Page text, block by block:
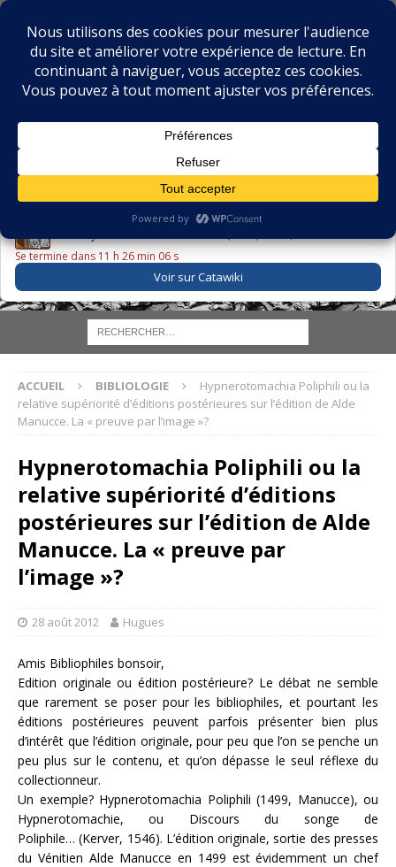
BIBLIOPHILIE.COM
LE BLOG DU BIBLIOPHILE, DES BIBLIOPHILES, DE LA
LE LIVRE DU JOUR
Se termine dans 11 h 26 min 05 s
Voir sur Catawiki
ACCUEIL BIBLIOLOGIE
Hypnerotomachia Poliphili ou la
relative supériorité d’éditions postérieures sur l’édition de Alde
Manucce. La « preuve par l’image »?
Hypnerotomachia Poliphili ou la
relative supériorité d’éditions
postérieures sur l’édition de Alde
Manucce. La « preuve par
l’image »?
28 août 2012 Hugues
Amis Bibliophiles bonsoir,
Edition originale ou édition postérieure? Le débat ne semble
que rarement se poser pour les bibliophiles, et pourtant les
éditions postérieures peuvent parfois présenter bien plus
d’intérêt que l’édition originale, pour peu que l’on se penche un
peu plus sur le contenu, et qu’on dépasse le seul réflexe du
collectionneur.
Un exemple? Hypnerotomachia Poliphili (1499, Manucce), ou
Hypnerotomachie, ou Discours du songe de
Poliphile… (Kerver, 1546). L’édition originale, sortie des presses
du Vénitien Alde Manucce en 1499 est évidemment un chef